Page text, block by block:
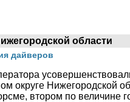
области
дайверов
округе Нижегородской
втором по величине